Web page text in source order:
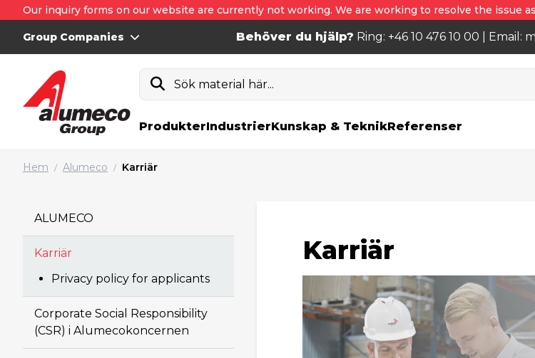
Our inquiry forms on our website are currently not working. We are working to resolve the issue
Group Companies Behöver du hjälp? Ring: +46 10 476 10 00 | Email:
Sök material här...
ProdukterIndustrierKunskap & TeknikReferenser
Hem / Alumeco / Karriär
ALUMECO
Karriär
Privacy policy for applicants
Corporate Social Responsibility
(CSR) i Alumecokoncernen
Karriär